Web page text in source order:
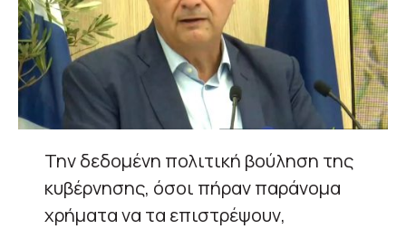
Την δεδομένη πολιτική βούληση της
κυβέρνησης, όσοι πήραν παράνομα
χρήματα να τα επιστρέψουν,